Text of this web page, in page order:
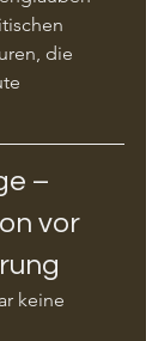
die
–
vor
keine